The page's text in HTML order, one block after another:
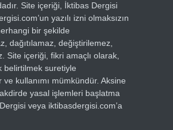
Site içeriği, İktibas Dergisi
yazılı izni olmaksızın
bir şekilde
dağıtılamaz, değiştirilemez,
Site içeriği, fikri amaçlı olarak,
belirtilmek suretiyle
ve kullanımı mümkündür. Aksine
yasal işlemleri başlatma
veya iktibasdergisi.com’a